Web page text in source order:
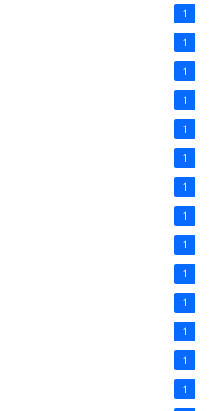
1
1
1
1
1
1
1
1
1
1
1
1
1
1